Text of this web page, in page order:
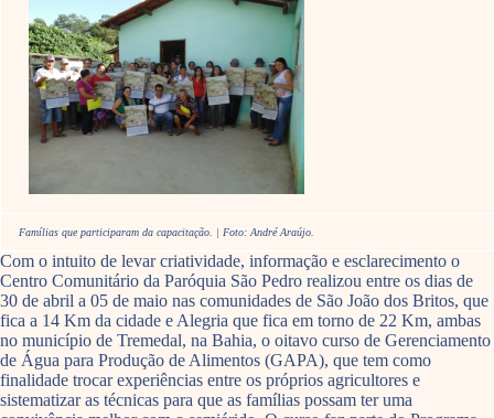
Famílias que participaram da capacitação. | Foto: André Araújo.
Com o intuito de levar criatividade, informação e esclarecimento o
Centro Comunitário da Paróquia São Pedro realizou entre os dias de
30 de abril a 05 de maio nas comunidades de São João dos Britos, que
fica a 14 Km da cidade e Alegria que fica em torno de 22 Km, ambas
no município de Tremedal, na Bahia, o oitavo curso de Gerenciamento
de Água para Produção de Alimentos (GAPA), que tem como
finalidade trocar experiências entre os próprios agricultores e
sistematizar as técnicas para que as famílias possam ter uma